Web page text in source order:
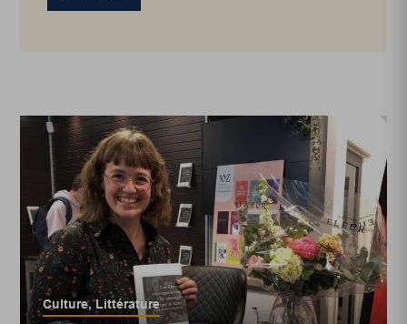
Culture,Littérature